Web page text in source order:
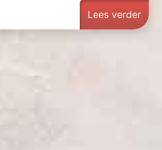
Lees verder